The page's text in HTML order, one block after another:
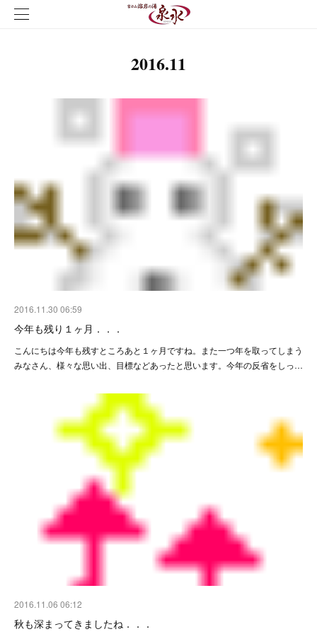
2016.11
2016.11.30 06:59
今年も残り１ヶ月．．．
こんにちは今年も残すところあと１ヶ月ですね。また一つ年を取ってしまう
みなさん、様々な思い出、目標などあったと思います。今年の反省をしっ…
2016.11.06 06:12
秋も深まってきましたね．．．